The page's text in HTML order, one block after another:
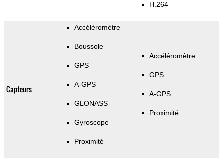
H.264
Capteurs
Accéléromètre
Boussole
GPS
A-GPS
GLONASS
Gyroscope
Proximité
Accéléromètre
GPS
A-GPS
Proximité